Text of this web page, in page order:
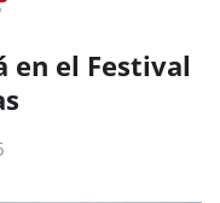
en el Festival